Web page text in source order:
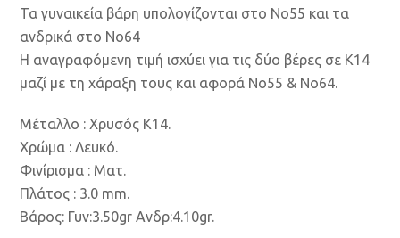
Τα γυναικεία βάρη υπολογίζονται στο Νο55 και τα
ανδρικά στο Νο64
Η αναγραφόμενη τιμή ισχύει για τις δύο βέρες σε Κ14
μαζί με τη χάραξη τους και αφορά Νο55 & Νο64.
Μέταλλο : Χρυσός Κ14.
Χρώμα : Λευκό.
Φινίρισμα : Ματ.
Πλάτος : 3.0 mm.
Βάρος: Γυν:3.50gr Aνδρ:4.10gr.